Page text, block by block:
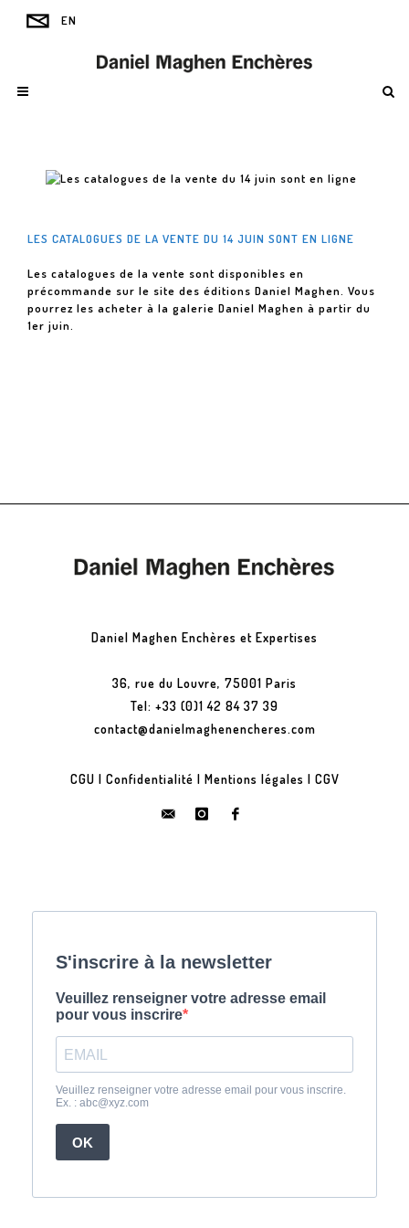
LES CATALOGUES DE LA VENTE DU 14 JUIN SONT EN LIGNE
Les catalogues de la vente sont disponibles en
précommande sur le site des éditions Daniel Maghen. Vous
pourrez les acheter à la galerie Daniel Maghen à partir du
1er juin.
Daniel Maghen Enchères et Expertises
36, rue du Louvre, 75001 Paris
Tel: +33 (0)1 42 84 37 39
contact@danielmaghenencheres.com
CGU | Confidentialité | Mentions légales | CGV